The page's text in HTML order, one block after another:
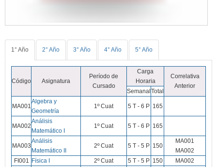
1° Año 2° Año 3° Año 4° Año 5° Año
Código Asignatura
Período de
Cursado
Carga
Horaria
Correlativa
Anterior
Semanal Total
MA001
Algebra y
Geometría
1º Cuat 5 T - 6 P 165
MA002
Análisis
Matemático I
1º Cuat 5 T - 6 P 165
MA003
Análisis
Matemático II
2º Cuat 5 T - 5 P 150
MA001
MA002
FI001 Física I 2º Cuat 5 T - 5 P 150 MA002